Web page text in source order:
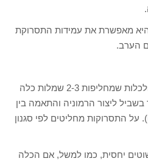
מאפשרת את עמידות התסרוקת
הערב.
כיום הדרישה של הכלות עולה ולכלות שמחליפות 2-3 שמלות כלה
בשביל ליצור הרמוניה והתאמה בין
התסרוקות מחליטים לפי סגנון
יחסית, כמו למשל, אם הכלה